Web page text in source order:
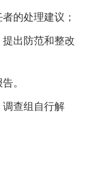
的处理建议；
提出防范和整改
。
查组自行解